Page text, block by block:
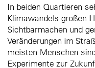
In beiden Quartieren
Klimawandels großen
Sichtbarmachen und
Veränderungen im
meisten Menschen
Experimente zur